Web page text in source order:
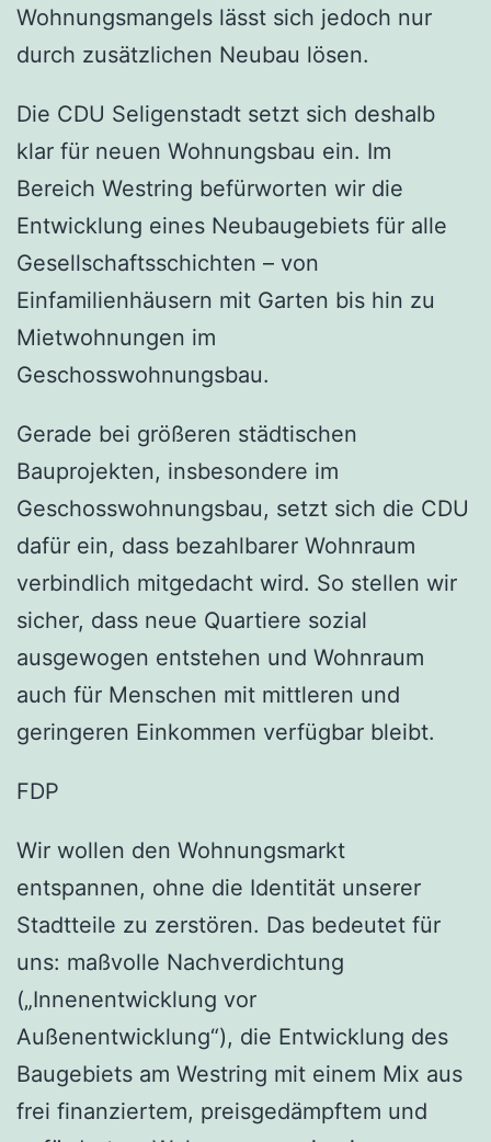
Wohnungsmangels lässt sich jedoch nur
durch zusätzlichen Neubau lösen.
Die CDU Seligenstadt setzt sich deshalb
klar für neuen Wohnungsbau ein. Im
Bereich Westring befürworten wir die
Entwicklung eines Neubaugebiets für alle
Gesellschaftsschichten – von
Einfamilienhäusern mit Garten bis hin zu
Mietwohnungen im
Geschosswohnungsbau.
Gerade bei größeren städtischen
Bauprojekten, insbesondere im
Geschosswohnungsbau, setzt sich die CDU
dafür ein, dass bezahlbarer Wohnraum
verbindlich mitgedacht wird. So stellen wir
sicher, dass neue Quartiere sozial
ausgewogen entstehen und Wohnraum
auch für Menschen mit mittleren und
geringeren Einkommen verfügbar bleibt.
FDP
Wir wollen den Wohnungsmarkt
entspannen, ohne die Identität unserer
Stadtteile zu zerstören. Das bedeutet für
uns: maßvolle Nachverdichtung
(„Innenentwicklung vor
Außenentwicklung“), die Entwicklung des
Baugebiets am Westring mit einem Mix aus
frei finanziertem, preisgedämpftem und